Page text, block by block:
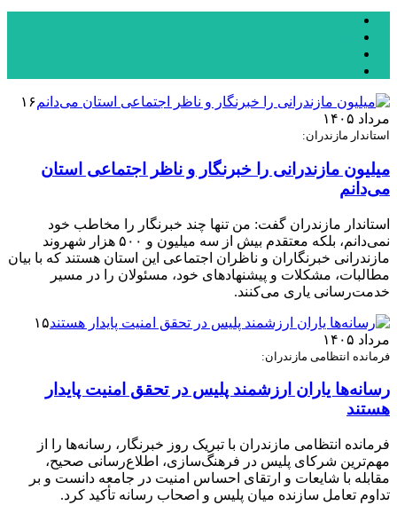
۱۶
مرداد ۱۴۰۵
استاندار مازندران:
میلیون مازندرانی را خبرنگار و ناظر اجتماعی استان
می‌دانم
استاندار مازندران گفت: من تنها چند خبرنگار را مخاطب خود
نمی‌دانم، بلکه معتقدم بیش از سه میلیون و ۵۰۰ هزار شهروند
مازندرانی خبرنگاران و ناظران اجتماعی این استان هستند که با بیان
مطالبات، مشکلات و پیشنهادهای خود، مسئولان را در مسیر
خدمت‌رسانی یاری می‌کنند.
۱۵
مرداد ۱۴۰۵
فرمانده انتظامی مازندران:
رسانه‌ها یاران ارزشمند پلیس در تحقق امنیت پایدار
هستند
فرمانده انتظامی مازندران با تبریک روز خبرنگار، رسانه‌ها را از
مهم‌ترین شرکای پلیس در فرهنگ‌سازی، اطلاع‌رسانی صحیح،
مقابله با شایعات و ارتقای احساس امنیت در جامعه دانست و بر
تداوم تعامل سازنده میان پلیس و اصحاب رسانه تأکید کرد.